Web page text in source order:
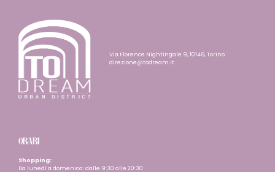
Via Florence Nightingale 9, 10146, Torino
direzione@todream.it
ORARI
Shopping:
Da lunedì a domenica: dalle 9:30 alle 20:30